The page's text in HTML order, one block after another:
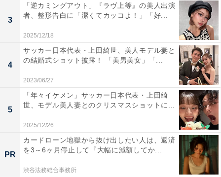
3
「逆カミングアウト」『ラヴ上等』の美人出演
者、整形告白に「潔くてカッコよ！」「好...
2025/12/18
4
サッカー日本代表・上田綺世、美人モデル妻と
の結婚式ショット披露！ 「美男美女」「...
2023/06/27
5
「年々イケメン」サッカー日本代表・上田綺
世、モデル美人妻とのクリスマスショットに...
2025/12/26
PR
カードローン地獄から抜け出したい人は、返済
を3～6ヶ月停止して『大幅に減額してか...
渋谷法務総合事務所